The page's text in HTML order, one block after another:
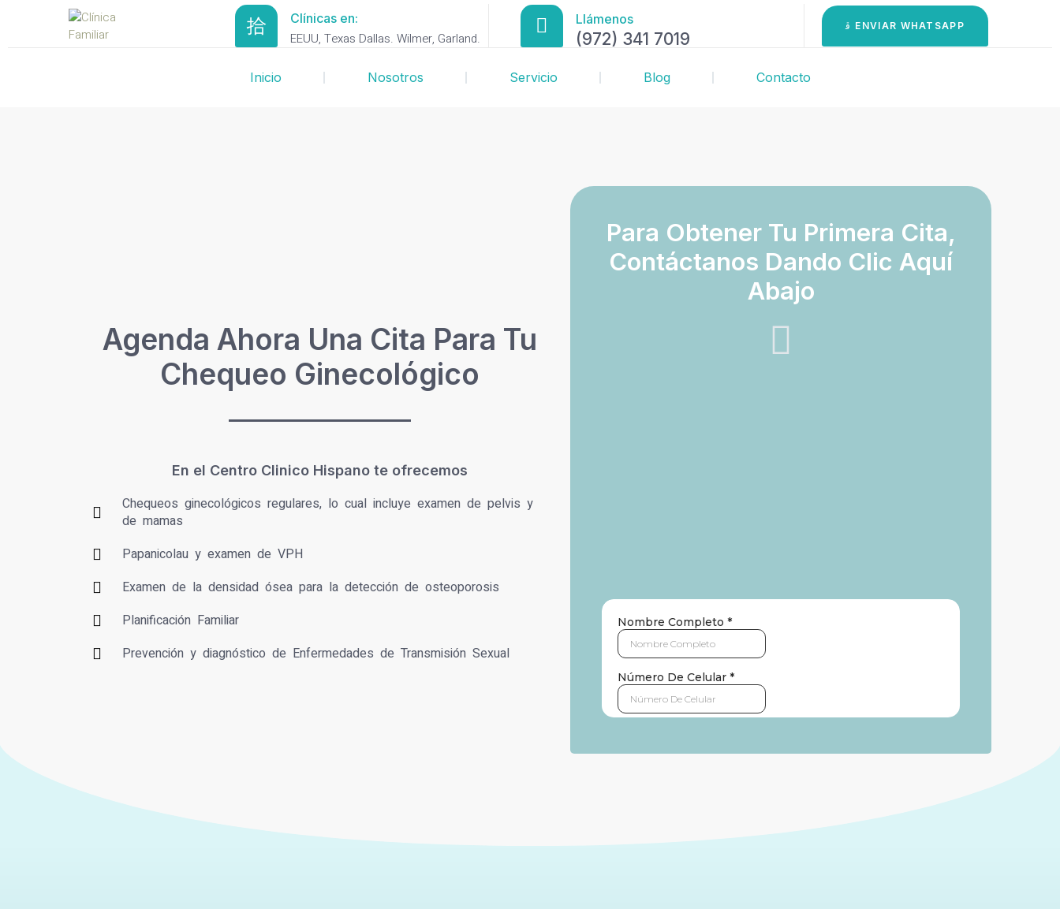
Clínicas en:
EEUU, Texas Dallas. Wilmer, Garland.
Llámenos
(972) 341 7019
ENVIAR WHATSAPP
Inicio Nosotros Servicio Blog Contacto
Agenda Ahora Una Cita Para Tu
Chequeo Ginecológico
En el Centro Clinico Hispano te ofrecemos
Chequeos ginecológicos regulares, lo cual incluye examen de pelvis y
de mamas
Papanicolau y examen de VPH
Examen de la densidad ósea para la detección de osteoporosis
Planificación Familiar
Prevención y diagnóstico de Enfermedades de Transmisión Sexual
Para Obtener Tu Primera Cita,
Contáctanos Dando Clic Aquí
Abajo